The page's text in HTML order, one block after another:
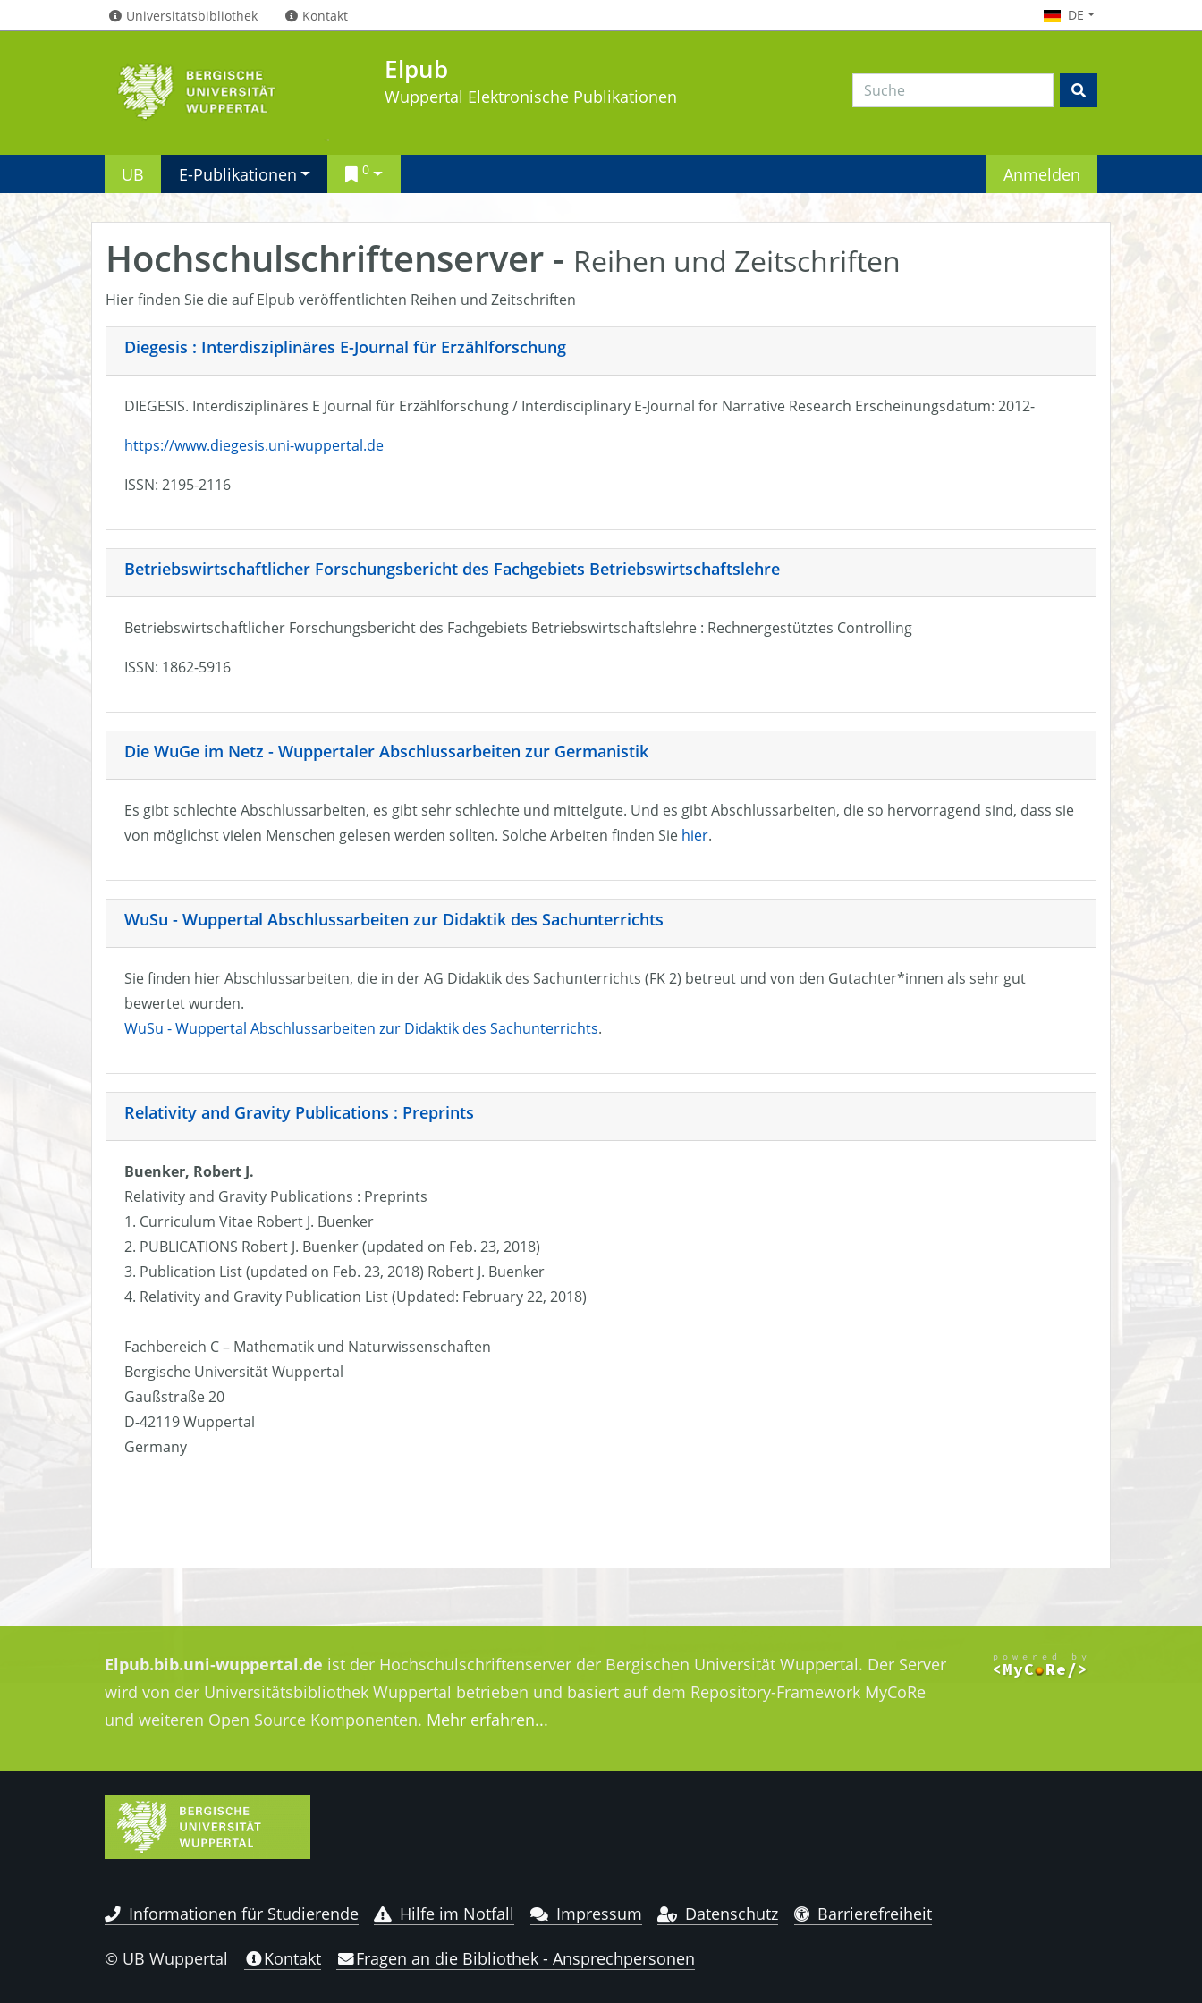
Universitätsbibliothek Kontakt DE
Elpub
Wuppertal Elektronische Publikationen
UB E-Publikationen 0 Anmelden
Hochschulschriftenserver - Reihen und Zeitschriften
Hier finden Sie die auf Elpub veröffentlichten Reihen und Zeitschriften
Diegesis : Interdisziplinäres E-Journal für Erzählforschung
DIEGESIS. Interdisziplinäres E Journal für Erzählforschung / Interdisciplinary E-Journal for Narrative Research Erscheinungsdatum: 2012-
https://www.diegesis.uni-wuppertal.de
ISSN: 2195-2116
Betriebswirtschaftlicher Forschungsbericht des Fachgebiets Betriebswirtschaftslehre
Betriebswirtschaftlicher Forschungsbericht des Fachgebiets Betriebswirtschaftslehre : Rechnergestütztes Controlling
ISSN: 1862-5916
Die WuGe im Netz - Wuppertaler Abschlussarbeiten zur Germanistik
Es gibt schlechte Abschlussarbeiten, es gibt sehr schlechte und mittelgute. Und es gibt Abschlussarbeiten, die so hervorragend sind, dass sie
von möglichst vielen Menschen gelesen werden sollten. Solche Arbeiten finden Sie hier.
WuSu - Wuppertal Abschlussarbeiten zur Didaktik des Sachunterrichts
Sie finden hier Abschlussarbeiten, die in der AG Didaktik des Sachunterrichts (FK 2) betreut und von den Gutachter*innen als sehr gut
bewertet wurden.
WuSu - Wuppertal Abschlussarbeiten zur Didaktik des Sachunterrichts.
Relativity and Gravity Publications : Preprints
Buenker, Robert J.
Relativity and Gravity Publications : Preprints
1. Curriculum Vitae Robert J. Buenker
2. PUBLICATIONS Robert J. Buenker (updated on Feb. 23, 2018)
3. Publication List (updated on Feb. 23, 2018) Robert J. Buenker
4. Relativity and Gravity Publication List (Updated: February 22, 2018)
Fachbereich C – Mathematik und Naturwissenschaften
Bergische Universität Wuppertal
Gaußstraße 20
D-42119 Wuppertal
Germany
Elpub.bib.uni-wuppertal.de ist der Hochschulschriftenserver der Bergischen Universität Wuppertal. Der Server
wird von der Universitätsbibliothek Wuppertal betrieben und basiert auf dem Repository-Framework MyCoRe
und weiteren Open Source Komponenten. Mehr erfahren...
Informationen für Studierende Hilfe im Notfall Impressum Datenschutz Barrierefreiheit
© UB Wuppertal Kontakt Fragen an die Bibliothek - Ansprechpersonen